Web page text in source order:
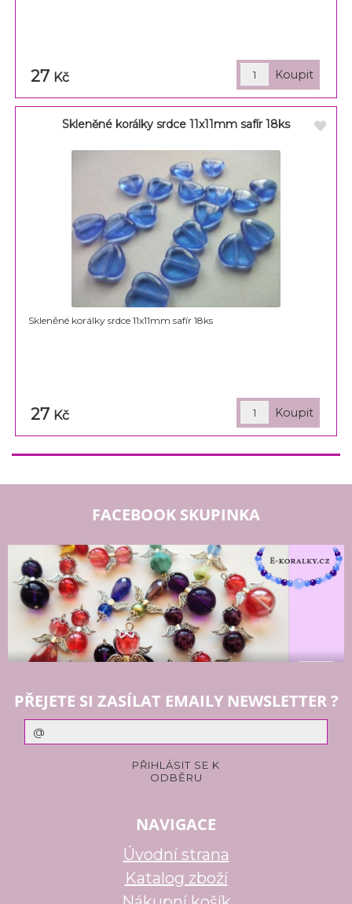
27 Kč
Skleněné korálky srdce 11x11mm safír 18ks
Skleněné korálky srdce 11x11mm safír 18ks
27 Kč
FACEBOOK SKUPINKA
PŘEJETE SI ZASÍLAT EMAILY NEWSLETTER ?
NAVIGACE
Úvodní strana
Katalog zboží